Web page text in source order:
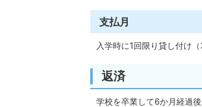
支払月
入学時に1回限り貸し付け（
返済
学校を卒業して6か月経過